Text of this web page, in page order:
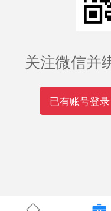
关注微信并
已有账号登录